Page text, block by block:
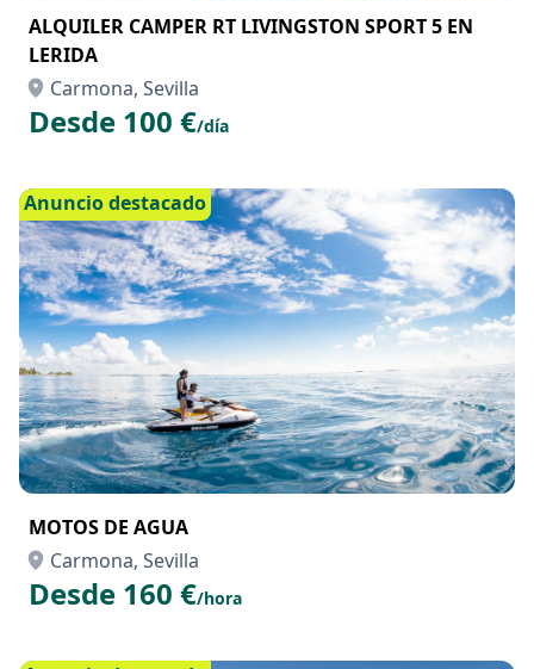
ALQUILER CAMPER RT LIVINGSTON SPORT 5 EN
LERIDA
Carmona, Sevilla
Desde 100 €/día
Anuncio destacado
MOTOS DE AGUA
Carmona, Sevilla
Desde 160 €/hora